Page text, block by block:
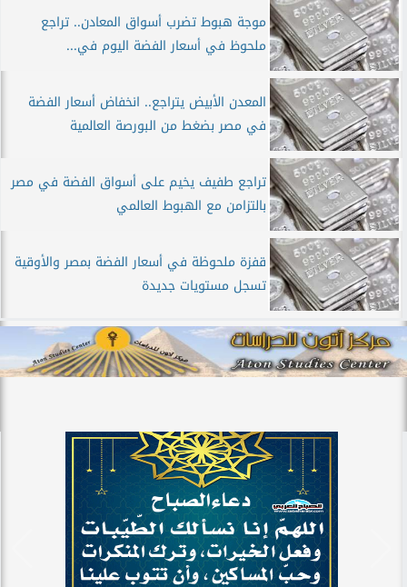
موجة هبوط تضرب أسواق المعادن.. تراجع
ملحوظ في أسعار الفضة اليوم في...
المعدن الأبيض يتراجع.. انخفاض أسعار الفضة
في مصر بضغط من البورصة العالمية
تراجع طفيف يخيم على أسواق الفضة في مصر
بالتزامن مع الهبوط العالمي
قفزة ملحوظة في أسعار الفضة بمصر والأوقية
تسجل مستويات جديدة